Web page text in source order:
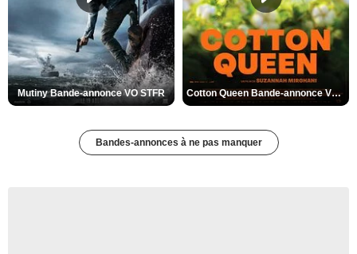
Mutiny Bande-annonce VO STFR Cotton Queen Bande-annonce VO STFR
Bandes-annonces à ne pas manquer